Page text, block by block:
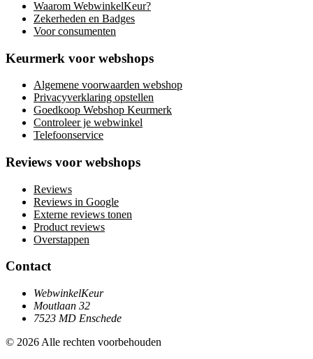
Waarom WebwinkelKeur?
Zekerheden en Badges
Voor consumenten
Keurmerk voor webshops
Algemene voorwaarden webshop
Privacyverklaring opstellen
Goedkoop Webshop Keurmerk
Controleer je webwinkel
Telefoonservice
Reviews voor webshops
Reviews
Reviews in Google
Externe reviews tonen
Product reviews
Overstappen
Contact
WebwinkelKeur
Moutlaan 32
7523 MD Enschede
© 2026 Alle rechten voorbehouden